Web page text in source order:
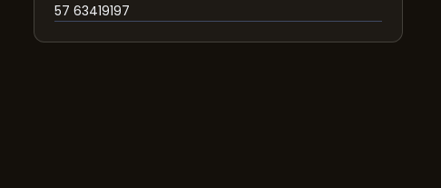
57 63419197